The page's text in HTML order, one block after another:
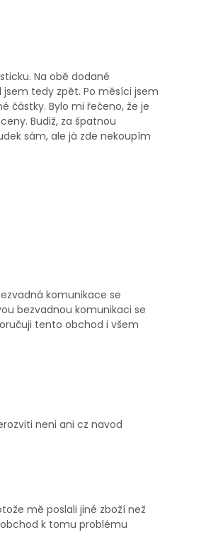
Na obě dodané
tedy zpět. Po měsíci jsem
částky. Bylo mi řečeno, že je
Budiž, za špatnou
sám, ale já zde nekoupím
komunikace se
bezvadnou komunikaci se
tento obchod i všem
neni ani cz navod
mě poslali jiné zboží než
k tomu problému